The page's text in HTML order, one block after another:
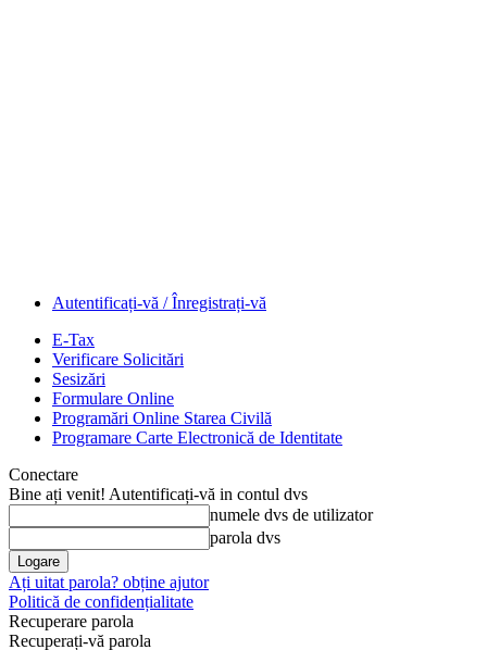
Autentificați-vă / Înregistrați-vă
E-Tax
Verificare Solicitări
Sesizări
Formulare Online
Programări Online Starea Civilă
Programare Carte Electronică de Identitate
Conectare
Bine ați venit! Autentificați-vă in contul dvs
numele dvs de utilizator
parola dvs
Ați uitat parola? obține ajutor
Politică de confidențialitate
Recuperare parola
Recuperați-vă parola